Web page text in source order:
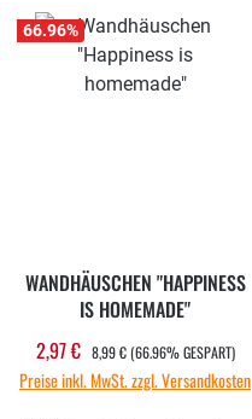
66.96%
WANDHÄUSCHEN "HAPPINESS
IS HOMEMADE"
Verkaufspreis:
2,97 € REGULÄRER PREIS:
8,99 € (66.96% GESPART)
Preise inkl. MwSt. zzgl. Versandkosten